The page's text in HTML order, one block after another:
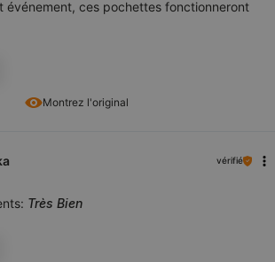
Montrez l'original
événement, ces pochettes fonctionneront
vérifié
Très Bien